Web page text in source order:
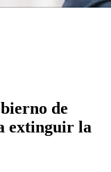
de
extinguir la